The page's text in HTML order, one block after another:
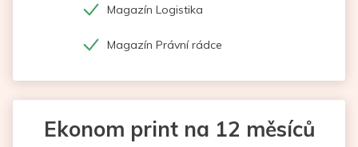
Magazín Logistika
Magazín Právní rádce
Ekonom print na 12 měsíců